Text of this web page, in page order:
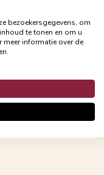
+
bezoekersgegevens, om
te tonen en om u
meer informatie over de